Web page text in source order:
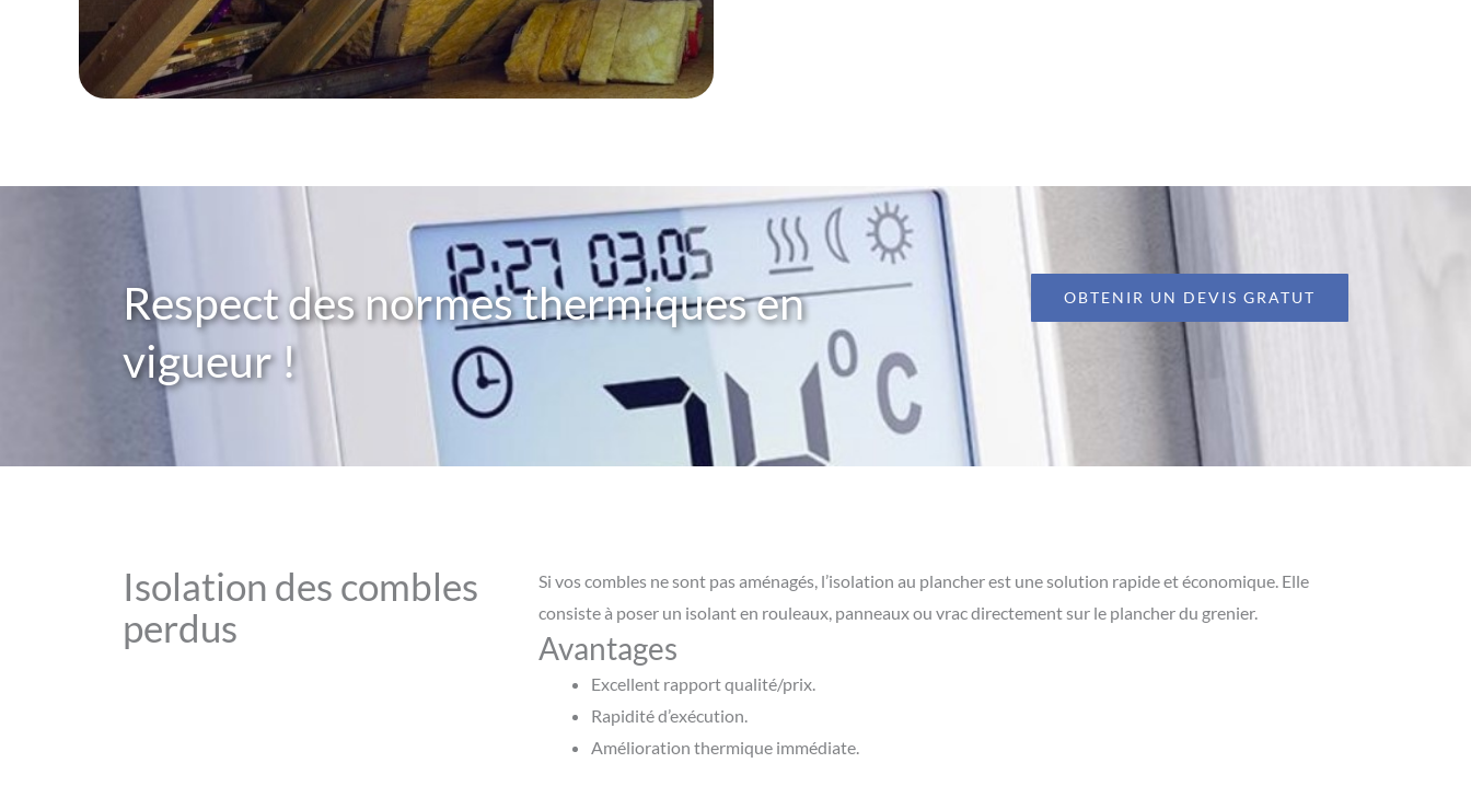
Respect des normes thermiques en
vigueur !
OBTENIR UN DEVIS GRATUT
Isolation des combles
perdus
Si vos combles ne sont pas aménagés, l’isolation au plancher est une solution rapide et économique. Elle
consiste à poser un isolant en rouleaux, panneaux ou vrac directement sur le plancher du grenier.
Avantages
Excellent rapport qualité/prix.
Rapidité d’exécution.
Amélioration thermique immédiate.